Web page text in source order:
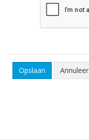
Annuleer